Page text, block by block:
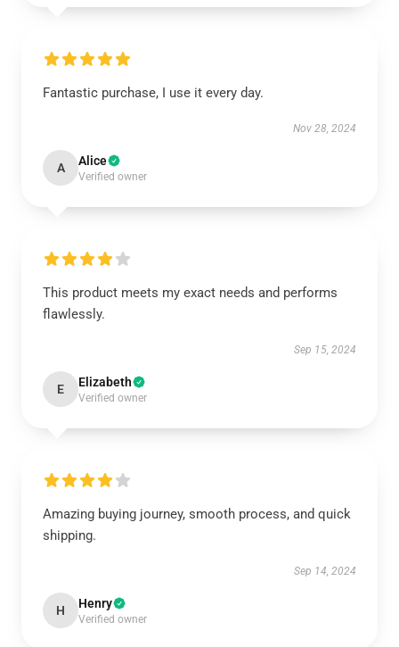
Fantastic purchase, I use it every day.
Nov 28, 2024
A Alice
Verified owner
This product meets my exact needs and performs
flawlessly.
Sep 15, 2024
E Elizabeth
Verified owner
Amazing buying journey, smooth process, and quick
shipping.
Sep 14, 2024
H Henry
Verified owner